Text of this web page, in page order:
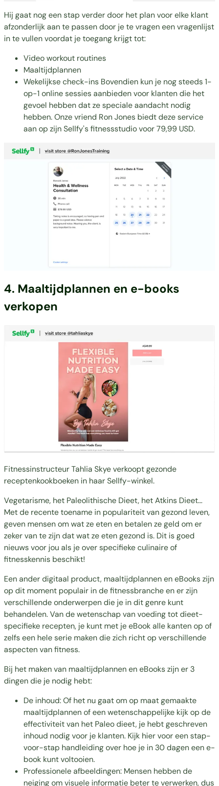
Hij gaat nog een stap verder door het plan voor elke klant
afzonderlijk aan te passen door je te vragen een vragenlijst
in te vullen voordat je toegang krijgt tot:
Video workout routines
Maaltijdplannen
Wekelijkse check-ins Bovendien kun je nog steeds 1-
op-1 online sessies aanbieden voor klanten die het
gevoel hebben dat ze speciale aandacht nodig
hebben. Onze vriend Ron Jones biedt deze service
aan op zijn Sellfy's fitnessstudio voor 79,99 USD.
4. Maaltijdplannen en e-books
verkopen
FitnessinstructeurTahlia Skyeverkoopt gezonde
receptenkookboeken in haar Sellfy-winkel.
Vegetarisme, het Paleolithische Dieet, het Atkins Dieet...
Met de recente toename in populariteit van gezond leven,
geven mensen om wat ze eten en betalen ze geld om er
zeker van te zijn dat wat ze eten gezond is. Dit is goed
nieuws voor jou als je over specifieke culinaire of
fitnesskennis beschikt!
Een ander digitaal product, maaltijdplannen en eBooks zijn
op dit moment populair in de fitnessbranche en er zijn
verschillende onderwerpen die je in dit genre kunt
behandelen. Van de wetenschap van voeding tot dieet-
specifieke recepten, je kunt met je eBook alle kanten op of
zelfs een hele serie maken die zich richt op verschillende
aspecten van fitness.
Bij het maken van maaltijdplannen en eBooks zijn er 3
dingen die je nodig hebt:
De inhoud: Of het nu gaat om op maat gemaakte
maaltijdplannen of een wetenschappelijke kijk op de
effectiviteit van het Paleo dieet, je hebt geschreven
inhoud nodig voor je klanten. Kijk hier voor een stap-
voor-stap handleiding over hoe je in 30 dagen een e-
book kunt voltooien.
Professionele afbeeldingen: Mensen hebben de
neiging om visuele informatie beter te verwerken, dus